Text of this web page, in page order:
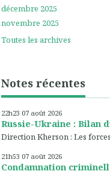
décembre 2025
novembre 2025
Toutes les archives
Notes récentes
22h23 07 août 2026
Russie-Ukraine : Bilan
Direction Kherson : Les
21h53 07 août 2026
Condamnation